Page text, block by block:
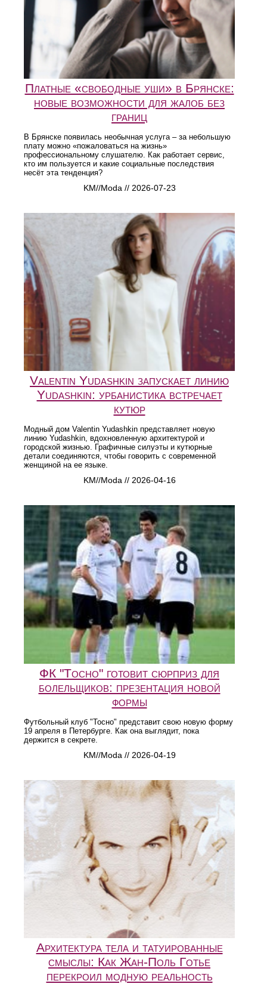
Платные «свободные уши» в Брянске:
новые возможности для жалоб без
границ
В Брянске появилась необычная услуга – за небольшую
плату можно «пожаловаться на жизнь»
профессиональному слушателю. Как работает сервис,
кто им пользуется и какие социальные последствия
несёт эта тенденция?
KM//Moda // 2026-07-23
Valentin Yudashkin запускает линию
Yudashkin: урбанистика встречает
кутюр
Модный дом Valentin Yudashkin представляет новую
линию Yudashkin, вдохновленную архитектурой и
городской жизнью. Графичные силуэты и кутюрные
детали соединяются, чтобы говорить с современной
женщиной на ее языке.
KM//Moda // 2026-04-16
ФК "Тосно" готовит сюрприз для
болельщиков: презентация новой
формы
Футбольный клуб "Тосно" представит свою новую форму
19 апреля в Петербурге. Как она выглядит, пока
держится в секрете.
KM//Moda // 2026-04-19
Архитектура тела и татуированные
смыслы: Как Жан-Поль Готье
перекроил модную реальность